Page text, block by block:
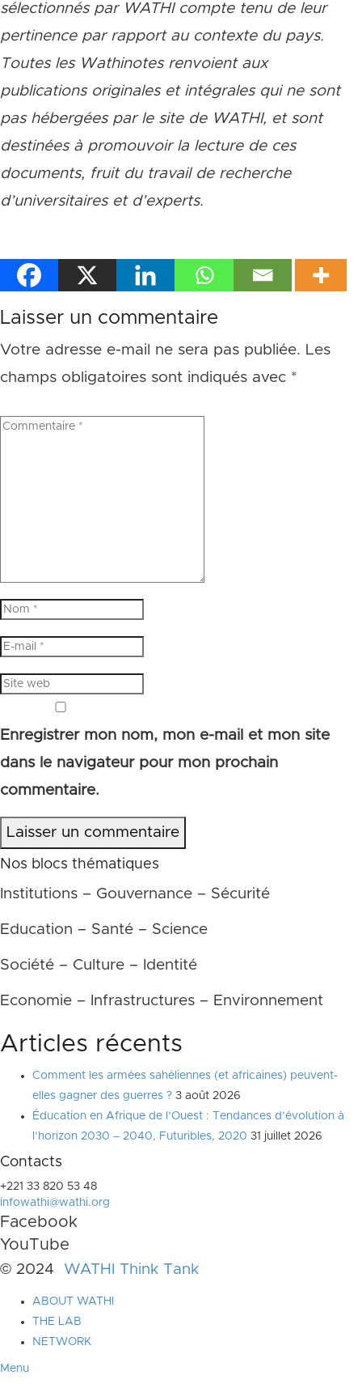
sélectionnés par WATHI compte tenu de leur
pertinence par rapport au contexte du pays.
Toutes les Wathinotes renvoient aux
publications originales et intégrales qui ne sont
pas hébergées par le site de WATHI, et sont
destinées à promouvoir la lecture de ces
documents, fruit du travail de recherche
d’universitaires et d’experts.
Laisser un commentaire
Votre adresse e-mail ne sera pas publiée. Les
champs obligatoires sont indiqués avec *
Enregistrer mon nom, mon e-mail et mon site
dans le navigateur pour mon prochain
commentaire.
Laisser un commentaire
Nos blocs thématiques
Institutions – Gouvernance – Sécurité
Education – Santé – Science
Société – Culture – Identité
Economie – Infrastructures – Environnement
Articles récents
Comment les armées sahéliennes (et africaines) peuvent-
elles gagner des guerres ? 3 août 2026
Éducation en Afrique de l’Ouest : Tendances d’évolution à
l’horizon 2030 – 2040, Futuribles, 2020 31 juillet 2026
Contacts
+221 33 820 53 48
infowathi@wathi.org
Facebook
YouTube
© 2024 WATHI Think Tank
ABOUT WATHI
THE LAB
NETWORK
Menu